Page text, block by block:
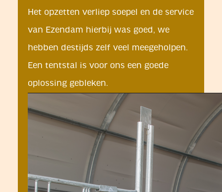
Het opzetten verliep soepel en de service
van Ezendam hierbij was goed, we
hebben destijds zelf veel meegeholpen.
Een tentstal is voor ons een goede
oplossing gebleken.